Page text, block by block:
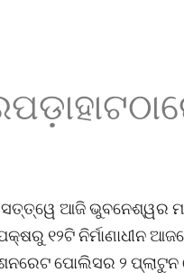
ଆଜି ଭୁବନେଶ୍ୱର
୧୨ଟି ନିର୍ମାଣାଧୀନ
ପୋଲିସର ୨ ପ୍ଲାଟୁନ